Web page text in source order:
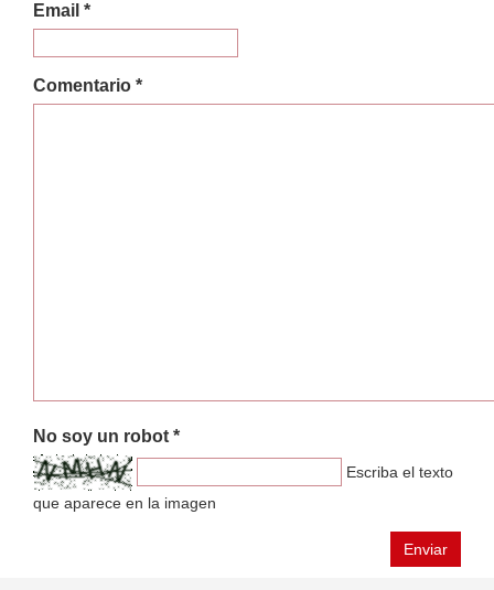
Email *
Comentario *
No soy un robot *
Escriba el texto
que aparece en la imagen
Enviar